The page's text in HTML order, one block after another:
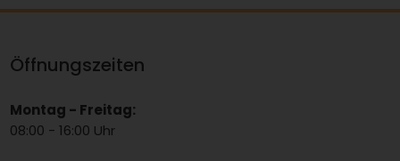
Öffnungszeiten
Montag - Freitag:
08:00 - 16:00 Uhr